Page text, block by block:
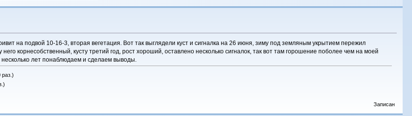
на подвой 10-16-3, вторая вегетация. Вот так выглядели куст и сигналка на 26 июня, зиму под земляным укрытием пережил
корнесобственный, кусту третий год, рост хороший, оставлено несколько сигналок, так вот там горошение поболее чем на моей
лет понаблюдаем и сделаем выводы.
Записан